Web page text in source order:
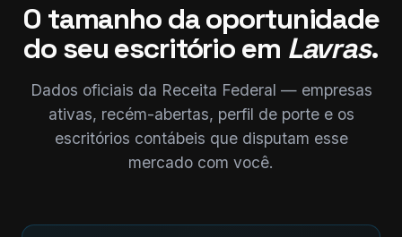
O tamanho da oportunidade
do seu escritório em Lavras.
Dados oficiais da Receita Federal — empresas
ativas, recém-abertas, perfil de porte e os
escritórios contábeis que disputam esse
mercado com você.